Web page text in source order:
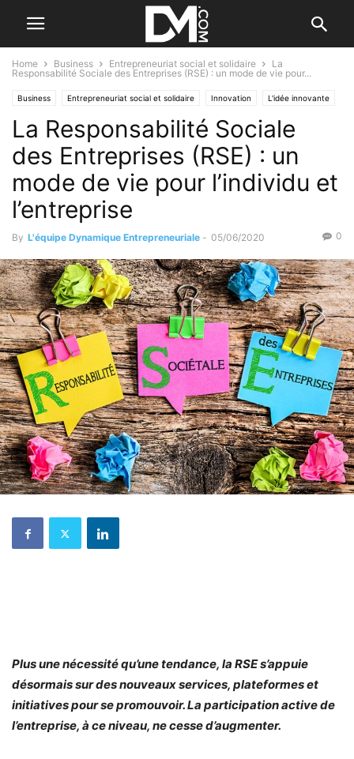
Home Business Entrepreneuriat social et solidaire
La
Responsabilité Sociale des Entreprises (RSE) : un mode de vie pour...
Business Entrepreneuriat social et solidaire Innovation L'idée innovante
Management
La Responsabilité Sociale
des Entreprises (RSE) : un
mode de vie pour l’individu et
l’entreprise
By L'équipe Dynamique Entrepreneuriale - 05/06/2020 0
Plus une nécessité qu’une tendance, la RSE s’appuie
désormais sur des nouveaux services, plateformes et
initiatives pour se promouvoir. La participation active de
l’entreprise, à ce niveau, ne cesse d’augmenter.